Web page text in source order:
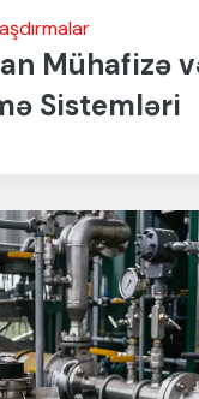
Mühafizə
Sistemləri